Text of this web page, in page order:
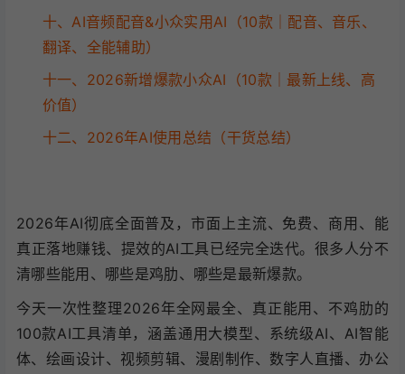
十、AI音频配音&小众实用AI（10款｜配音、音乐、
翻译、全能辅助）
十一、2026新增爆款小众AI（10款｜最新上线、高
价值）
十二、2026年AI使用总结（干货总结）
2026年AI彻底全面普及，市面上主流、免费、商用、能
真正落地赚钱、提效的AI工具已经完全迭代。很多人分不
清哪些能用、哪些是鸡肋、哪些是最新爆款。
今天一次性整理2026年全网最全、真正能用、不鸡肋的
100款AI工具清单，涵盖通用大模型、系统级AI、AI智能
体、绘画设计、视频剪辑、漫剧制作、数字人直播、办公